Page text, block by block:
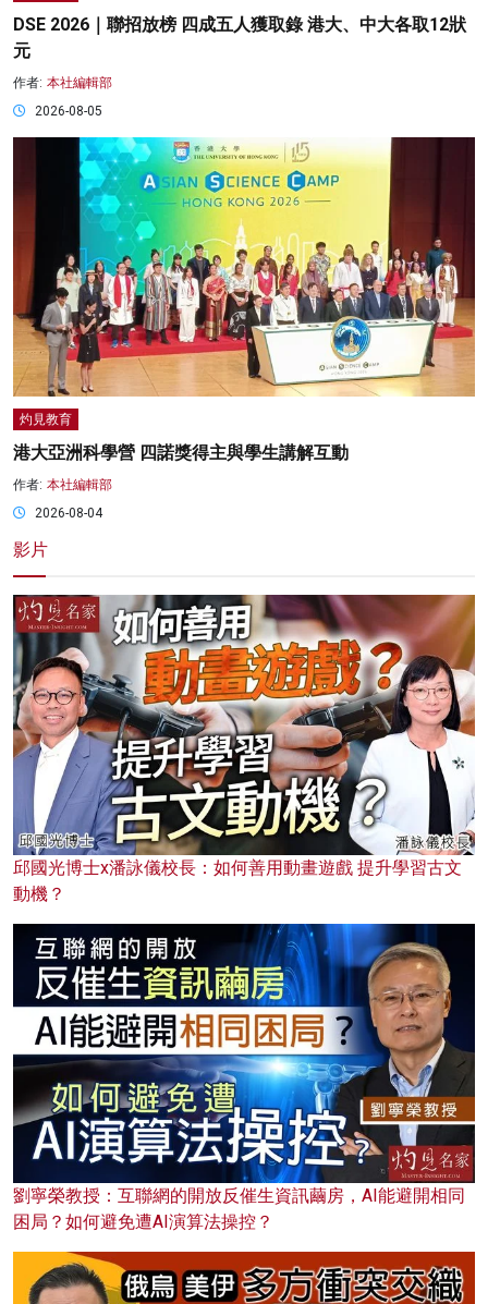
DSE 2026｜聯招放榜 四成五人獲取錄 港大、中大各取12狀
元
作者: 本社編輯部
2026-08-05
灼見教育
港大亞洲科學營 四諾獎得主與學生講解互動
作者: 本社編輯部
2026-08-04
影片
邱國光博士x潘詠儀校長：如何善用動畫遊戲 提升學習古文
動機？
劉寧榮教授：互聯網的開放反催生資訊繭房，AI能避開相同
困局？如何避免遭AI演算法操控？